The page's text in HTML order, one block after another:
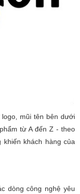
mũi tên bên dưới
từ A đến Z - theo
khách hàng của
dòng công nghệ yêu